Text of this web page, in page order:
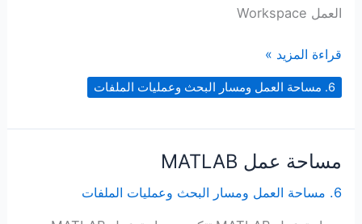
العمل Workspace
عرض
وتحرير
متغيرات
باستخدام
محرر
قراءة المزيد »
6. مساحة العمل ومسار البحث وعمليات الملفات
مساحة عمل MATLAB
6. مساحة العمل ومسار البحث وعمليات الملفات